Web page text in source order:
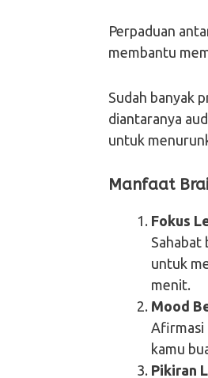
Perpaduan
membantu
Sudah banyak
diantaranya
untuk
Manfaat
Fokus
Sahabat
untuk
menit.
Mood
Afirmasi
kamu
Pikiran